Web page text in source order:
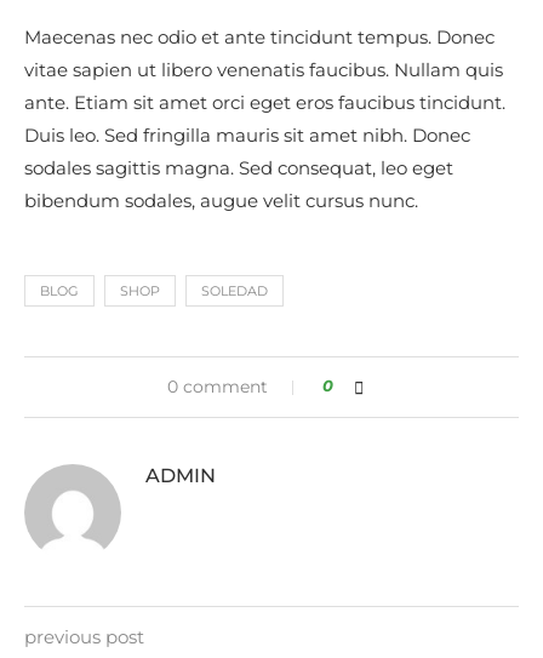
Maecenas nec odio et ante tincidunt tempus. Donec
vitae sapien ut libero venenatis faucibus. Nullam quis
ante. Etiam sit amet orci eget eros faucibus tincidunt.
Duis leo. Sed fringilla mauris sit amet nibh. Donec
sodales sagittis magna. Sed consequat, leo eget
bibendum sodales, augue velit cursus nunc.
BLOG SHOP SOLEDAD
0 comment 0
ADMIN
previous post